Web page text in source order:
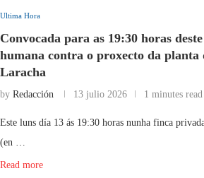
Ultima Hora
Convocada para as 19:30 horas
humana contra o proxecto da planta
Laracha
by Redacción 13 julio 2026 1 minutes read
Este luns día 13 ás 19:30 horas nunha finca
(en …
Read more